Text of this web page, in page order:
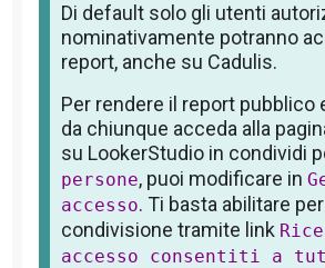
Di default solo gli utenti
nominativamente potranno
report, anche su Cadulis.
Per rendere il report pubblico
da chiunque acceda alla
su LookerStudio in condividi
persone, puoi modificare in
accesso. Ti basta abilitare
condivisione tramite link
accesso consentiti a